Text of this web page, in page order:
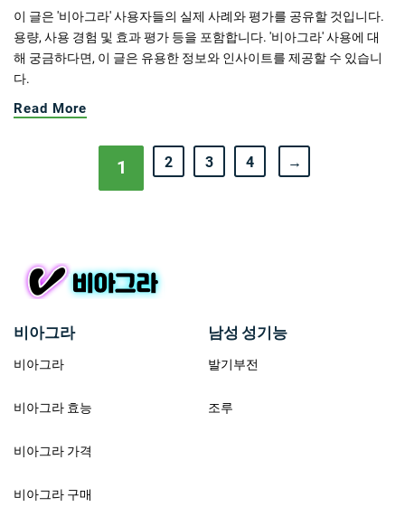
이 글은 '비아그라' 사용자들의 실제 사례와 평가를 공유할 것입니다.
용량, 사용 경험 및 효과 평가 등을 포함합니다. '비아그라' 사용에 대
해 궁금하다면, 이 글은 유용한 정보와 인사이트를 제공할 수 있습니
다.
Read More
1 2 3 4 →
비아그라
비아그라
비아그라 효능
비아그라 가격
비아그라 구매
남성 성기능
발기부전
조루